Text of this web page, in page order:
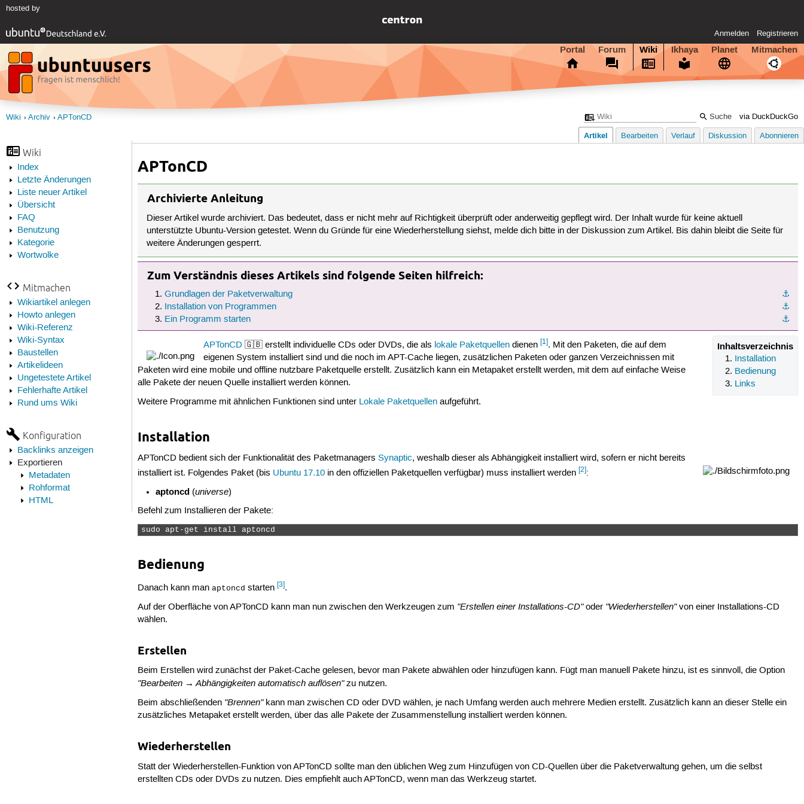
hosted by
Anmelden Registrieren
Portal Forum Wiki Ikhaya Planet Mitmachen
via DuckDuckGo
Wiki Archiv APTonCD
Wiki
Index
Letzte Änderungen
Liste neuer Artikel
Übersicht
FAQ
Benutzung
Kategorie
Wortwolke
Mitmachen
Wikiartikel anlegen
Howto anlegen
Wiki-Referenz
Wiki-Syntax
Baustellen
Artikelideen
Ungetestete Artikel
Fehlerhafte Artikel
Rund ums Wiki
Konfiguration
Backlinks anzeigen
Exportieren
Metadaten
Rohformat
HTML
Artikel Bearbeiten Verlauf Diskussion Abonnieren
APTonCD
Archivierte Anleitung
Dieser Artikel wurde archiviert. Das bedeutet, dass er nicht mehr auf Richtigkeit überprüft oder anderweitig gepflegt wird. Der Inhalt wurde für keine aktuell
unterstützte Ubuntu-Version getestet. Wenn du Gründe für eine Wiederherstellung siehst, melde dich bitte in der Diskussion zum Artikel. Bis dahin bleibt die Seite für
weitere Änderungen gesperrt.
Zum Verständnis dieses Artikels sind folgende Seiten hilfreich:
⚓︎
Grundlagen der Paketverwaltung
⚓︎
Installation von Programmen
⚓︎
Ein Programm starten
Inhaltsverzeichnis
Installation
Bedienung
Links
APTonCD 🇬🇧 erstellt individuelle CDs oder DVDs, die als lokale Paketquellendienen [1]. Mit den Paketen, die auf dem
eigenen System installiert sind und die noch im APT-Cache liegen, zusätzlichen Paketen oder ganzen Verzeichnissen mit
Paketen wird eine mobile und offline nutzbare Paketquelle erstellt. Zusätzlich kann ein Metapaket erstellt werden, mit dem auf einfache Weise
alle Pakete der neuen Quelle installiert werden können.
Weitere Programme mit ähnlichen Funktionen sind unter Lokale Paketquellen aufgeführt.
Installation
APTonCD bedient sich der Funktionalität des PaketmanagersSynaptic, weshalb dieser als Abhängigkeit installiert wird, sofern er nicht bereits
installiert ist. Folgendes Paket (bis Ubuntu 17.10 in den offiziellen Paketquellen verfügbar) muss installiert werden[2]:
aptoncd(universe)
Befehl zum Installieren der Pakete:
sudo apt-get install aptoncd
Bedienung
Danach kann manaptoncd starten[3].
Auf der Oberfläche von APTonCD kann man nun zwischen den Werkzeugen zum "Erstellen einer Installations-CD"oder "Wiederherstellen"von einer Installations-CD
wählen.
Erstellen
Beim Erstellen wird zunächst der Paket-Cache gelesen, bevor man Pakete abwählen oder hinzufügen kann. Fügt man manuell Pakete hinzu, ist es sinnvoll, die Option
"Bearbeiten → Abhängigkeiten automatisch auflösen"zu nutzen.
Beim abschließenden "Brennen"kann man zwischen CD oder DVD wählen, je nach Umfang werden auch mehrere Medien erstellt. Zusätzlich kann an dieser Stelle ein
zusätzliches Metapaket erstellt werden, über das alle Pakete der Zusammenstellung installiert werden können.
Wiederherstellen
Statt der Wiederherstellen-Funktion von APTonCD sollte man den üblichen Weg zum Hinzufügen von CD-Quellen über die Paketverwaltung gehen, um die selbst
erstellten CDs oder DVDs zu nutzen. Dies empfiehlt auch APTonCD, wenn man das Werkzeug startet.